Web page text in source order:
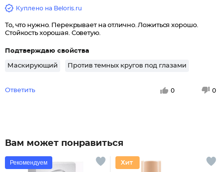
Куплено на Beloris.ru
То, что нужно. Перекрывает на отлично. Ложиться хорошо.
Стойкость хорошая. Советую.
Подтверждаю свойства
Маскирующий Против темных кругов под глазами
Ответить 0 0
Вам может понравиться
Рекомендуем